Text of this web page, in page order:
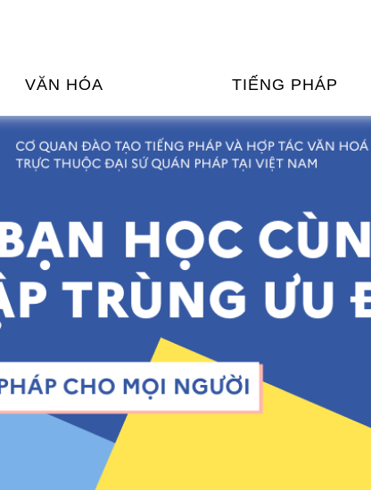
VĂN HÓA
SỰ KIỆN VĂN HÓA
CHƯƠNG TRÌNH CHIẾU PHIM
PHÁP
SÁCH VÀ THƯ TỊCH
NGHỆ SỸ LƯU TRÚ
TIẾNG PHÁP
HỌC TIẾNG PHÁP
HỌC TIẾNG PHÁP NGAY
PHÁP
HỢP TÁC TIẾNG PHÁP